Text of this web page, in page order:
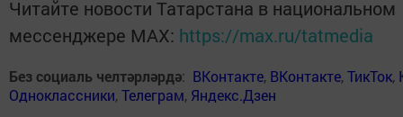
Читайте новости Татарстана в национальном
мессенджере MАХ: https://max.ru/tatmedia
Без социаль челтәрләрдә: ВКонтакте, ВКонтакте,ТикТок,
Одноклассники,Телеграм, Яндекс.Дзен